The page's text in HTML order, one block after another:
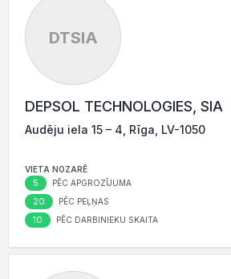
DTSIA
DEPSOL TECHNOLOGIES, SIA
Audēju iela 15 – 4, Rīga, LV-1050
VIETA NOZARĒ
5 PĒC APGROZĪJUMA
20 PĒC PEĻŅAS
10 PĒC DARBINIEKU SKAITA